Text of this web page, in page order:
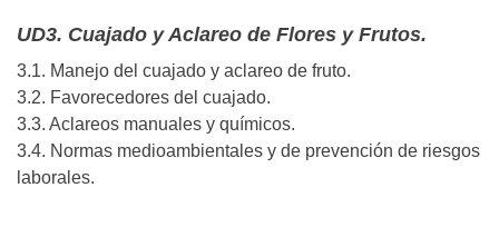
UD3. Cuajado y Aclareo de Flores y Frutos.
3.1. Manejo del cuajado y aclareo de fruto.
3.2. Favorecedores del cuajado.
3.3. Aclareos manuales y químicos.
3.4. Normas medioambientales y de prevención de riesgos
laborales.